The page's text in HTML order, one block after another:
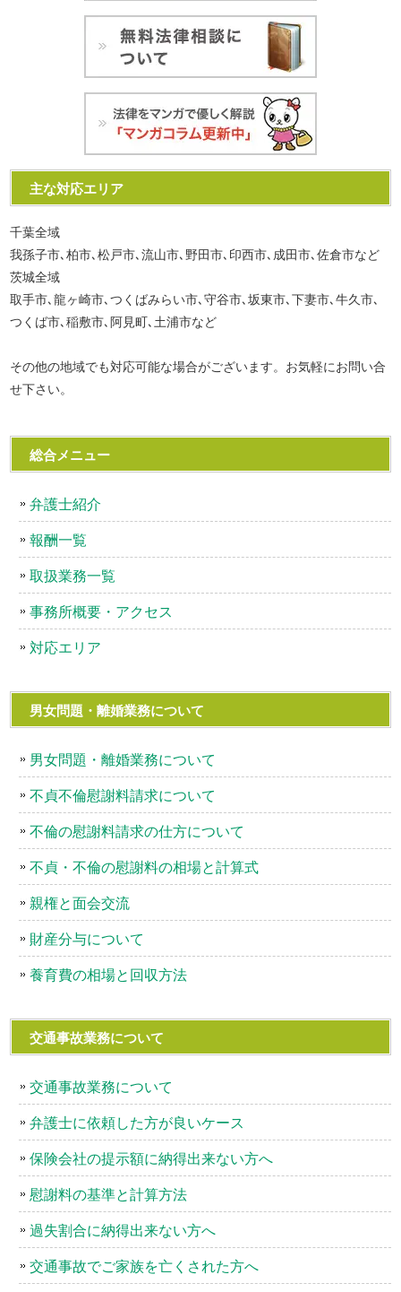
主な対応エリア
千葉全域
我孫子市､柏市､松戸市､流山市､野田市､印西市､成田市､佐倉市など
茨城全域
取手市､龍ヶ崎市､つくばみらい市､守谷市､坂東市､下妻市､牛久市､
つくば市､稲敷市､阿見町､土浦市など
その他の地域でも対応可能な場合がございます。お気軽にお問い合
せ下さい。
総合メニュー
弁護士紹介
報酬一覧
取扱業務一覧
事務所概要・アクセス
対応エリア
男女問題・離婚業務について
男女問題・離婚業務について
不貞不倫慰謝料請求について
不倫の慰謝料請求の仕方について
不貞・不倫の慰謝料の相場と計算式
親権と面会交流
財産分与について
養育費の相場と回収方法
交通事故業務について
交通事故業務について
弁護士に依頼した方が良いケース
保険会社の提示額に納得出来ない方へ
慰謝料の基準と計算方法
過失割合に納得出来ない方へ
交通事故でご家族を亡くされた方へ